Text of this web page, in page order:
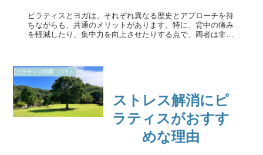
とは？
ピラティスとヨガは、それぞれ異なる歴史とアプローチを持
ちながらも、共通のメリットがあります。特に、背中の痛み
を軽減したり、集中力を向上させたりする点で、両者は非常
ピラティス情報・コラム
ストレス解消にピ
ラティスがおすす
めな理由